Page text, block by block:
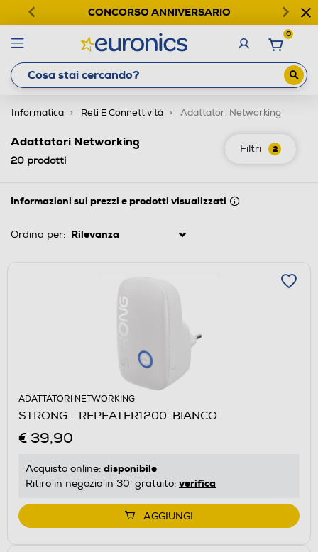
CONCORSO ANNIVERSARIO
0
Informatica Reti E Connettività Adattatori Networking
Filtri 2
Adattatori Networking
20 prodotti
Informazioni sui prezzi e prodotti visualizzati
Ordina per:
ADATTATORI NETWORKING
STRONG - REPEATER1200-BIANCO
€ 39,90
Acquisto online: disponibile
Ritiro in negozio in 30' gratuito: verifica
AGGIUNGI